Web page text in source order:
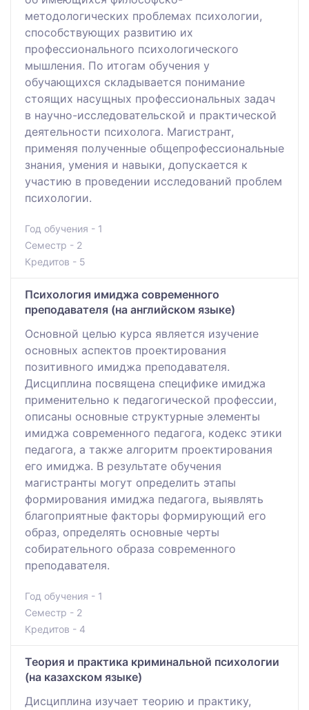
методологических проблемах психологии,
способствующих развитию их
профессионального психологического
мышления. По итогам обучения у
обучающихся складывается понимание
стоящих насущных профессиональных задач
в научно-исследовательской и практической
деятельности психолога. Магистрант,
применяя полученные общепрофессиональные
знания, умения и навыки, допускается к
участию в проведении исследований проблем
психологии.
Год обучения - 1
Семестр - 2
Кредитов - 5
Психология имиджа современного
преподавателя (на английском языке)
Основной целью курса является изучение
основных аспектов проектирования
позитивного имиджа преподавателя.
Дисциплина посвящена специфике имиджа
применительно к педагогической профессии,
описаны основные структурные элементы
имиджа современного педагога, кодекс этики
педагога, а также алгоритм проектирования
его имиджа. В результате обучения
магистранты могут определить этапы
формирования имиджа педагога, выявлять
благоприятные факторы формирующий его
образ, определять основные черты
собирательного образа современного
преподавателя.
Год обучения - 1
Семестр - 2
Кредитов - 4
Теория и практика криминальной психологии
(на казахском языке)
Дисциплина изучает теорию и практику,